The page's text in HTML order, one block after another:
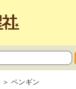
ペンギン